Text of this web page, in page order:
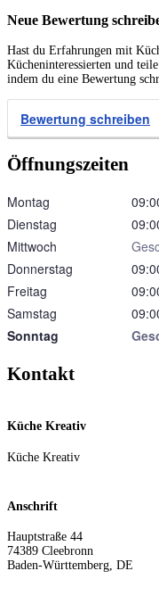
Neue Bewertung
Hast du Erfahrungen mit
Kücheninteressierten und
indem du eine Bewertung
Bewertung schreiben
Öffnungszeiten
Montag
Dienstag
Mittwoch
Donnerstag
Freitag
Samstag
Sonntag
Kontakt
Küche Kreativ
Küche Kreativ
Anschrift
Hauptstraße 44
74389 Cleebronn
Baden-Württemberg, DE